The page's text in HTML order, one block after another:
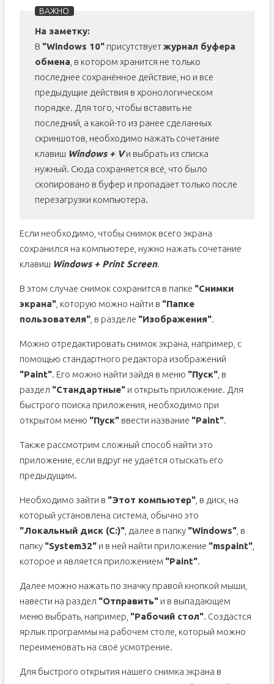
На заметку:
В "Windows 10"присутствуетжурнал буфера
обмена , в котором хранится не только
последнее сохранённое действие, но и все
предыдущие действия в хронологическом
порядке. Для того, чтобы вставить не
последний, а какой-то из ранее сделанных
скриншотов, необходимо нажать сочетание
клавиш Windows + Vи выбрать из списка
нужный. Сюда сохраняется всё, что было
скопировано в буфер и пропадает только после
перезагрузки компьютера.
Если необходимо, чтобы снимок всего экрана
сохранился на компьютере, нужно нажать сочетание
клавиш Windows + Print Screen.
В этом случае снимок сохранится в папке "Снимки
экрана", которую можно найти в "Папке
пользователя", в разделе "Изображения".
Можно отредактировать снимок экрана, например, с
помощью стандартного редактора изображений
"Paint". Его можно найти зайдя в меню "Пуск", в
раздел "Стандартные"и открыть приложение. Для
быстрого поиска приложения, необходимо при
открытом меню "Пуск"ввести название "Paint".
Также рассмотрим сложный способ найти это
приложение, если вдруг не удаётся отыскать его
предыдущим.
Необходимо зайти в "Этот компьютер", в диск, на
который установлена система, обычно это
"Локальный диск (С:)", далее в папку "Windows", в
папку "System32"и в ней найти приложение "mspaint",
которое и является приложением "Paint".
Далее можно нажать по значку правой кнопкой мыши,
навести на раздел "Отправить"и в выпадающем
меню выбрать, например, "Рабочий стол". Создастся
ярлык программы на рабочем столе, который можно
переименовать на своё усмотрение.
Для быстрого открытия нашего снимка экрана в